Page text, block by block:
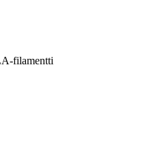
filamentti